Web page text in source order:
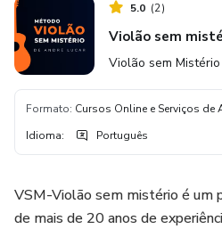
5.0 (2)
Violão sem
Violão sem Mistério
Formato: Cursos Online e Serviços de
Idioma: Português
VSM-Violão sem mistério é um
de mais de 20 anos de